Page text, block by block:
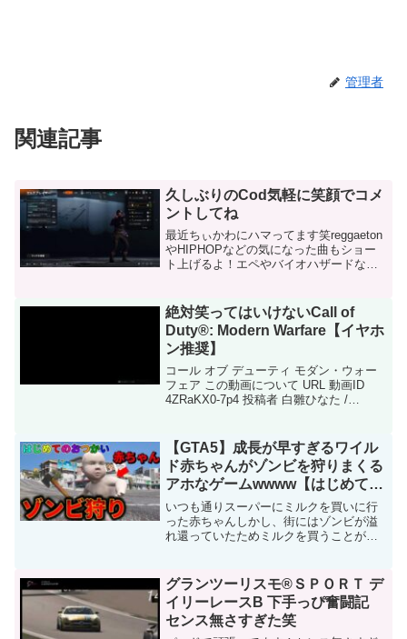
管理者
関連記事
久しぶりのCod気軽に笑顔でコメ
ントしてね
最近ちぃかわにハマってます笑reggaeton
やHIPHOPなどの気になった曲もショー
ト上げるよ！エペやバイオハザードなど
良いかな！良ければチャンネル登録ポチ
ぃ！！！ ...
絶対笑ってはいけないCall of
Duty®: Modern Warfare【イヤホ
ン推奨】
コール オブ デューティ モダン・ウォー
フェア この動画について URL 動画ID
4ZRaKX0-7p4 投稿者 白雛ひなた /
【GTA5】成長が早すぎるワイル
ド赤ちゃんがゾンビを狩りまくる
アホなゲームwwww【はじめての
おつかい】【Mrすまない】
いつも通りスーパーにミルクを買いに行
った赤ちゃんしかし、街にはゾンビが溢
れ還っていたためミルクを買うことが出
ん滅を開始した...もはやゾンビよりも危
険...過去の赤ちゃ...
グランツーリスモ®ＳＰＯＲＴ デ
イリーレースB 下手っぴ奮闘記
センス無さすぎた笑